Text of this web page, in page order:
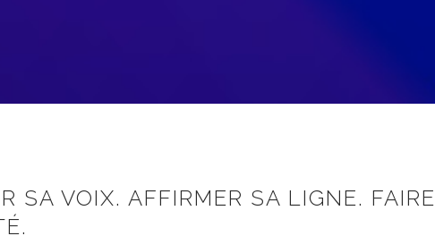
SA VOIX. AFFIRMER SA LIGNE. FAIRE